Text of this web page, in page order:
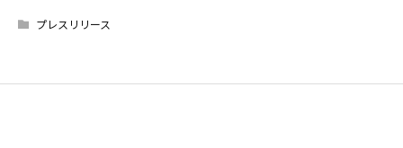
プレスリリース